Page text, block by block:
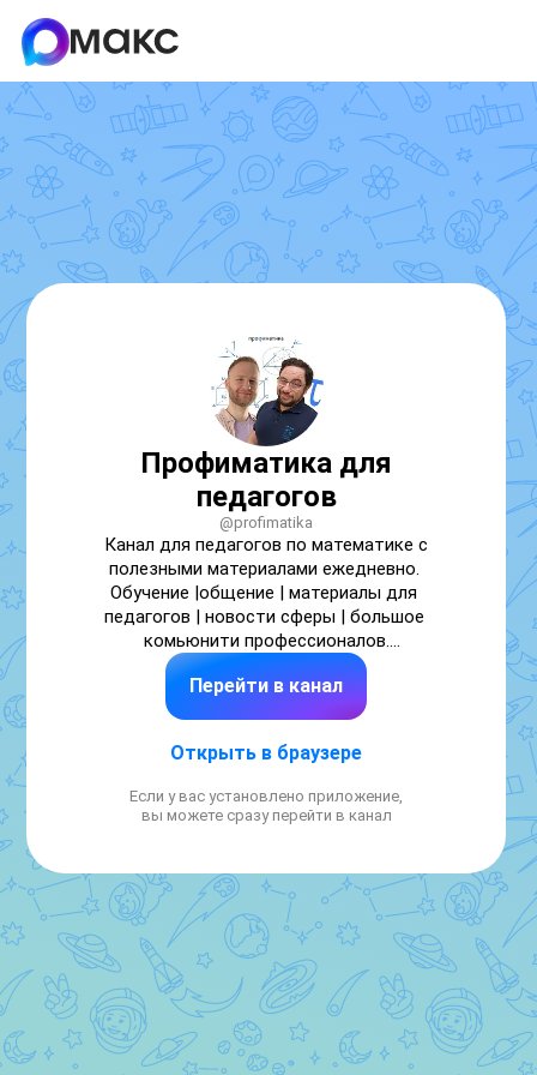
Профиматика для
педагогов
@profimatika
Канал для педагогов по математике с
полезными материалами ежедневно.
Обучение |общение | материалы для
педагогов | новости сферы | большое
комьюнити профессионалов.
По всем вопросам:
https://max.ru/u/f9LHodD0cOKqXOh5h32EUWxzvi__BSc-
NsXlh7BdJTrfhGNb9yR074tgceE
Перейти в канал
Открыть в браузере
Если у вас установлено приложение,
вы можете сразу перейти в канал